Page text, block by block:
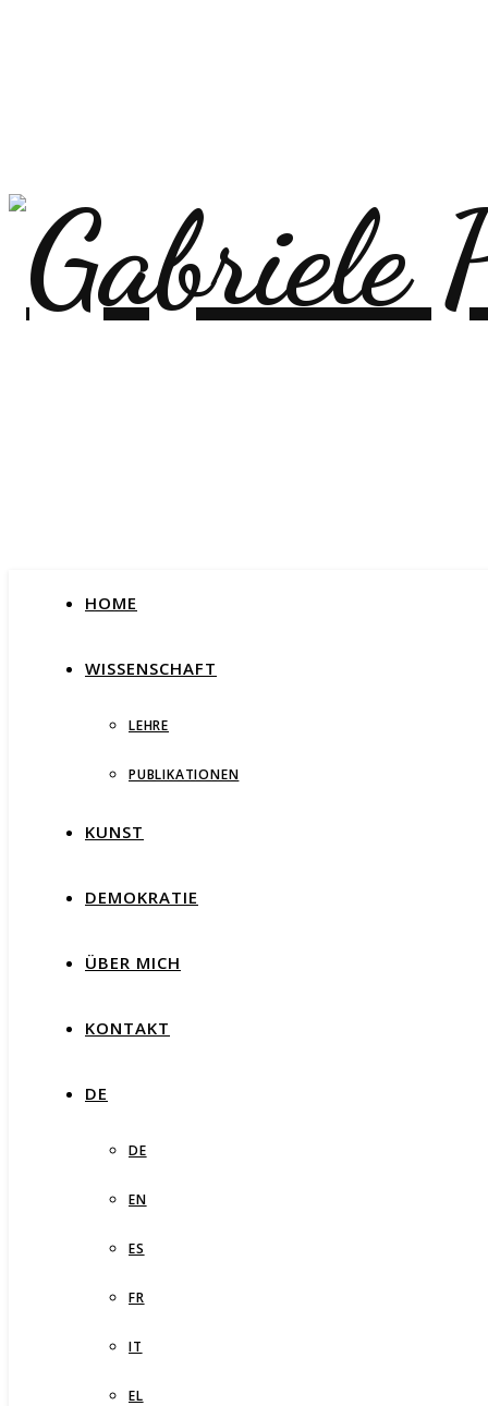
HOME
WISSENSCHAFT
LEHRE
PUBLIKATIONEN
KUNST
DEMOKRATIE
ÜBER MICH
KONTAKT
DE
DE
EN
ES
FR
IT
EL